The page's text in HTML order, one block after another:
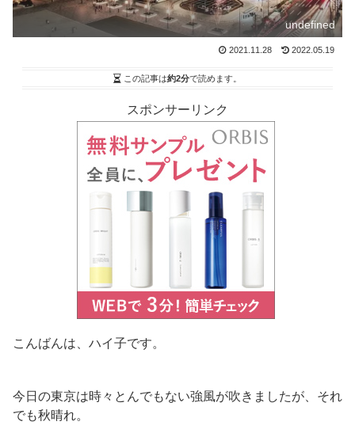
undefined
2021.11.28 2022.05.19
この記事は約2分で読めます。
スポンサーリンク
こんばんは、ハイ子です。
今日の東京は時々とんでもない強風が吹きましたが、それ
でも秋晴れ。